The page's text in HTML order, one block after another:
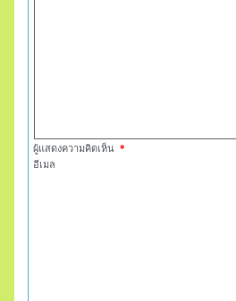
ผู้แสดงความคิดเห็น *
อีเมล